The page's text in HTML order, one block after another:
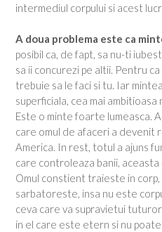
intermediul corpului si acest
A doua problema este ca
posibil ca, de fapt, sa nu-ti
sa ii concurezi pe altii. Pentru
trebuie sa le faci si tu. Iar
superficiala, cea mai
Este o minte foarte lumeasca.
care omul de afaceri a devenit
America. In rest, totul a ajuns
care controleaza banii,
Omul constient traieste in corp,
sarbatoreste, insa nu este
ceva care va supravietui
in el care este etern si nu